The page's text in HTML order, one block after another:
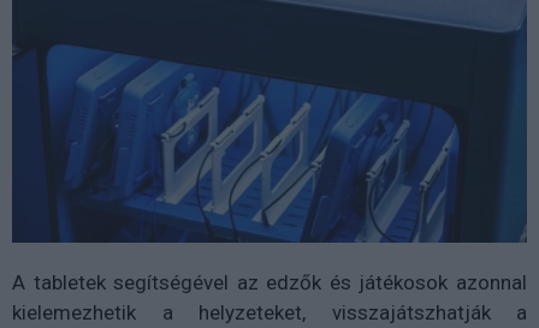
A tabletek segítségével az edzők és játékosok azonnal
kielemezhetik a helyzeteket, visszajátszhatják a